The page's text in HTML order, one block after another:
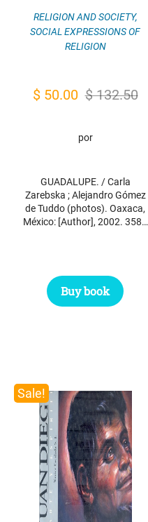
RELIGION AND SOCIETY,
SOCIAL EXPRESSIONS OF
RELIGION
$132.50
Original
was:
$50.00 Current
is:
por
GUADALUPE. / Carla
Zarebska ; Alejandro Gómez
de Tuddo (photos). Oaxaca,
México: [Author], 2002. 358…
Buy book
Sale!